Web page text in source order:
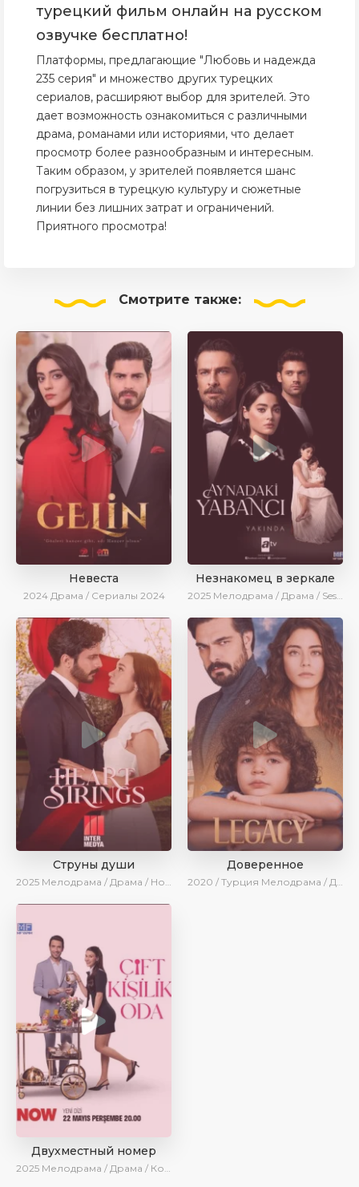
турецкий фильм онлайн на русском
озвучке бесплатно!
Платформы, предлагающие "Любовь и надежда
235 серия" и множество других турецких
сериалов, расширяют выбор для зрителей. Это
дает возможность ознакомиться с различными
драма, романами или историями, что делает
просмотр более разнообразным и интересным.
Таким образом, у зрителей появляется шанс
погрузиться в турецкую культуру и сюжетные
линии без лишних затрат и ограничений.
Приятного просмотра!
Смотрите также:
Невеста
2024 Драма / Сериалы 2024
Незнакомец в зеркале
2025 Мелодрама / Драма / SesDizi / AlisaDirilis / Новинки / Сериалы 2025
Струны души
2025 Мелодрама / Драма / Новинки / Сериалы 2025
Доверенное
2020 / Турция Мелодрама / Драма / Боевик / BeniAffet
Двухместный номер
2025 Мелодрама / Драма / Комедия / Новинки / Сериалы 2025